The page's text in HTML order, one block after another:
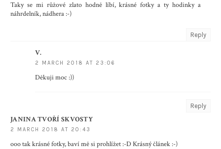
Taky se mi růžové zlato hodně líbí, krásné fotky a ty hodinky a
náhrdelník, nádhera :-)
Reply
V.
2 MARCH 2018 AT 23:06
Děkuji moc :))
Reply
JANINA TVOŘÍ SKVOSTY
2 MARCH 2018 AT 20:43
ooo tak krásné fotky, baví mě si prohlížet :-D Krásný článek :-)